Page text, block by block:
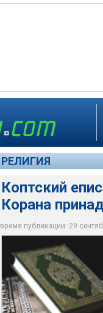
РЕЛИГИЯ
Коптский
Корана
время публикации: 29
Коптский епископ
Мухаммеду